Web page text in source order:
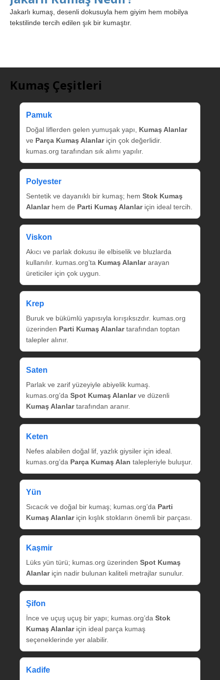
Jakarlı kumaş, desenli dokusuyla hem giyim hem mobilya
tekstilinde tercih edilen şık bir kumaştır.
Kumaş Çeşitleri
Pamuk
Doğal liflerden gelen yumuşak yapı, Kumaş Alanlar
ve Parça Kumaş Alanlariçin çok değerlidir.
kumas.org tarafından sık alımı yapılır.
Polyester
Sentetik ve dayanıklı bir kumaş; hem Stok Kumaş
Alanlarhem de Parti Kumaş Alanlariçin ideal tercih.
Viskon
Akıcı ve parlak dokusu ile elbiselik ve bluzlarda
kullanılır. kumas.org’ta Kumaş Alanlararayan
üreticiler için çok uygun.
Krep
Buruk ve bükümlü yapısıyla kırışıksızdır. kumas.org
üzerinden Parti Kumaş Alanlartarafından toptan
talepler alınır.
Saten
Parlak ve zarif yüzeyiyle abiyelik kumaş.
kumas.org’da Spot Kumaş Alanlarve düzenli
Kumaş Alanlartarafından aranır.
Keten
Nefes alabilen doğal lif, yazlık giysiler için ideal.
kumas.org’da Parça Kumaş Alan talepleriyle buluşur.
Yün
Sıcacık ve doğal bir kumaş; kumas.org’da Parti
Kumaş Alanlariçin kışlık stokların önemli bir parçası.
Kaşmir
Lüks yün türü; kumas.org üzerinden Spot Kumaş
Alanlariçin nadir bulunan kaliteli metrajlar sunulur.
Şifon
İnce ve uçuş uçuş bir yapı; kumas.org’da Stok
Kumaş Alanlariçin ideal parça kumaş
seçeneklerinde yer alabilir.
Kadife